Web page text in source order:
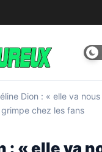
Dion : « elle va
chez les fans
: « elle va